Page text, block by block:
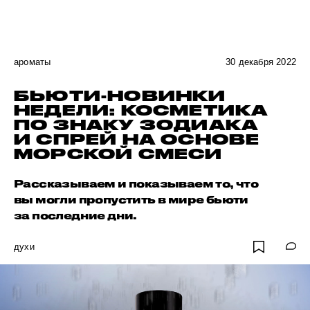
ароматы 30 декабря 2022
БЬЮТИ-НОВИНКИ
НЕДЕЛИ: КОСМЕТИКА
ПО ЗНАКУ ЗОДИАКА
И СПРЕЙ НА ОСНОВЕ
МОРСКОЙ СМЕСИ
Рассказываем и показываем то, что
вы могли пропустить в мире бьюти
за последние дни.
духи